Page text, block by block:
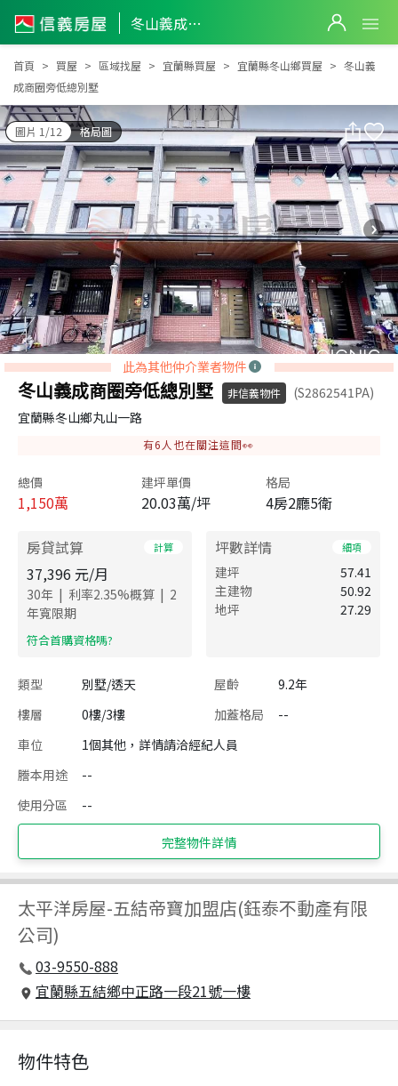
冬山義成商圈旁低總別墅
冬山義成商圈旁低總別墅
首頁 買屋 區域找屋 宜蘭縣買屋 宜蘭縣冬山鄉買屋
冬山義
成商圈旁低總別墅
圖片 1/12 格局圖
此為其他仲介業者物件
冬山義成商圈旁低總別墅 非信義物件
(S2862541PA)
宜蘭縣冬山鄉丸山一路
有6 人也在關注這間👀
總價
1,150萬
建坪單價
20.03萬/坪
格局
4房2廳5衛
房貸試算 計算
37,396 元/月
30年 | 利率2.35%概算 | 2
年寬限期
​符合首購資格嗎?
坪數詳情 細項
建坪
57.41
主建物
50.92
地坪
27.29
類型 別墅/透天 屋齡
9.2年
樓層
0樓/3樓 加蓋格局
--
車位
1個其他，詳情請洽經紀人員
謄本用途
--
使用分區
--
完整物件詳情
太平洋房屋-五結帝寶加盟店(鈺泰不動產有限
公司)
03-9550-888
宜蘭縣五結鄉中正路一段21號一樓
物件特色